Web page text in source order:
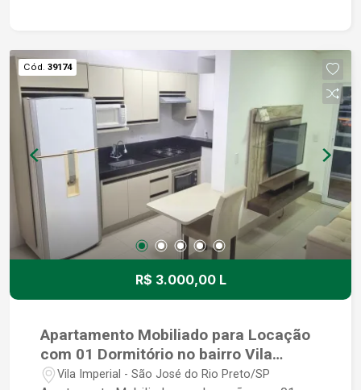
segurança, lazer e comodidade na rotina. Todos
os itens de lazer do condomínio: - Salão de
festas - Apoio ao salão de festas - Piscina
adulto - Piscina infantil - Brinquedoteca -
Churrasqueira - Coworking - Deck molhado -
Espaço mulher - Espaço fitness - Pet care -
Quadra poliesportiva - Sala de games - Salão de
festas - Solarium
Cód. 39174
R$ 3.000,00 L
Apartamento Mobiliado para Locação
com 01 Dormitório no bairro Vila
Imperial
Vila Imperial - São José do Rio Preto/SP